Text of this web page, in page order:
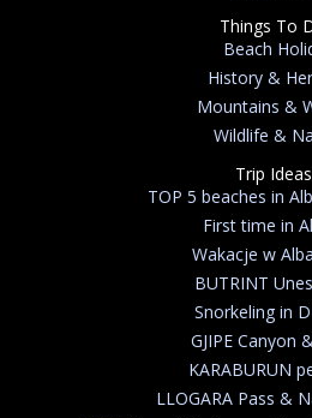
Things To
Beach
History &
Mountains &
Wildlife &
Trip Ideas
TOP 5 beaches in
First time in
Wakacje w
BUTRINT
Snorkeling in
GJIPE Canyon
KARABURUN
LLOGARA Pass &